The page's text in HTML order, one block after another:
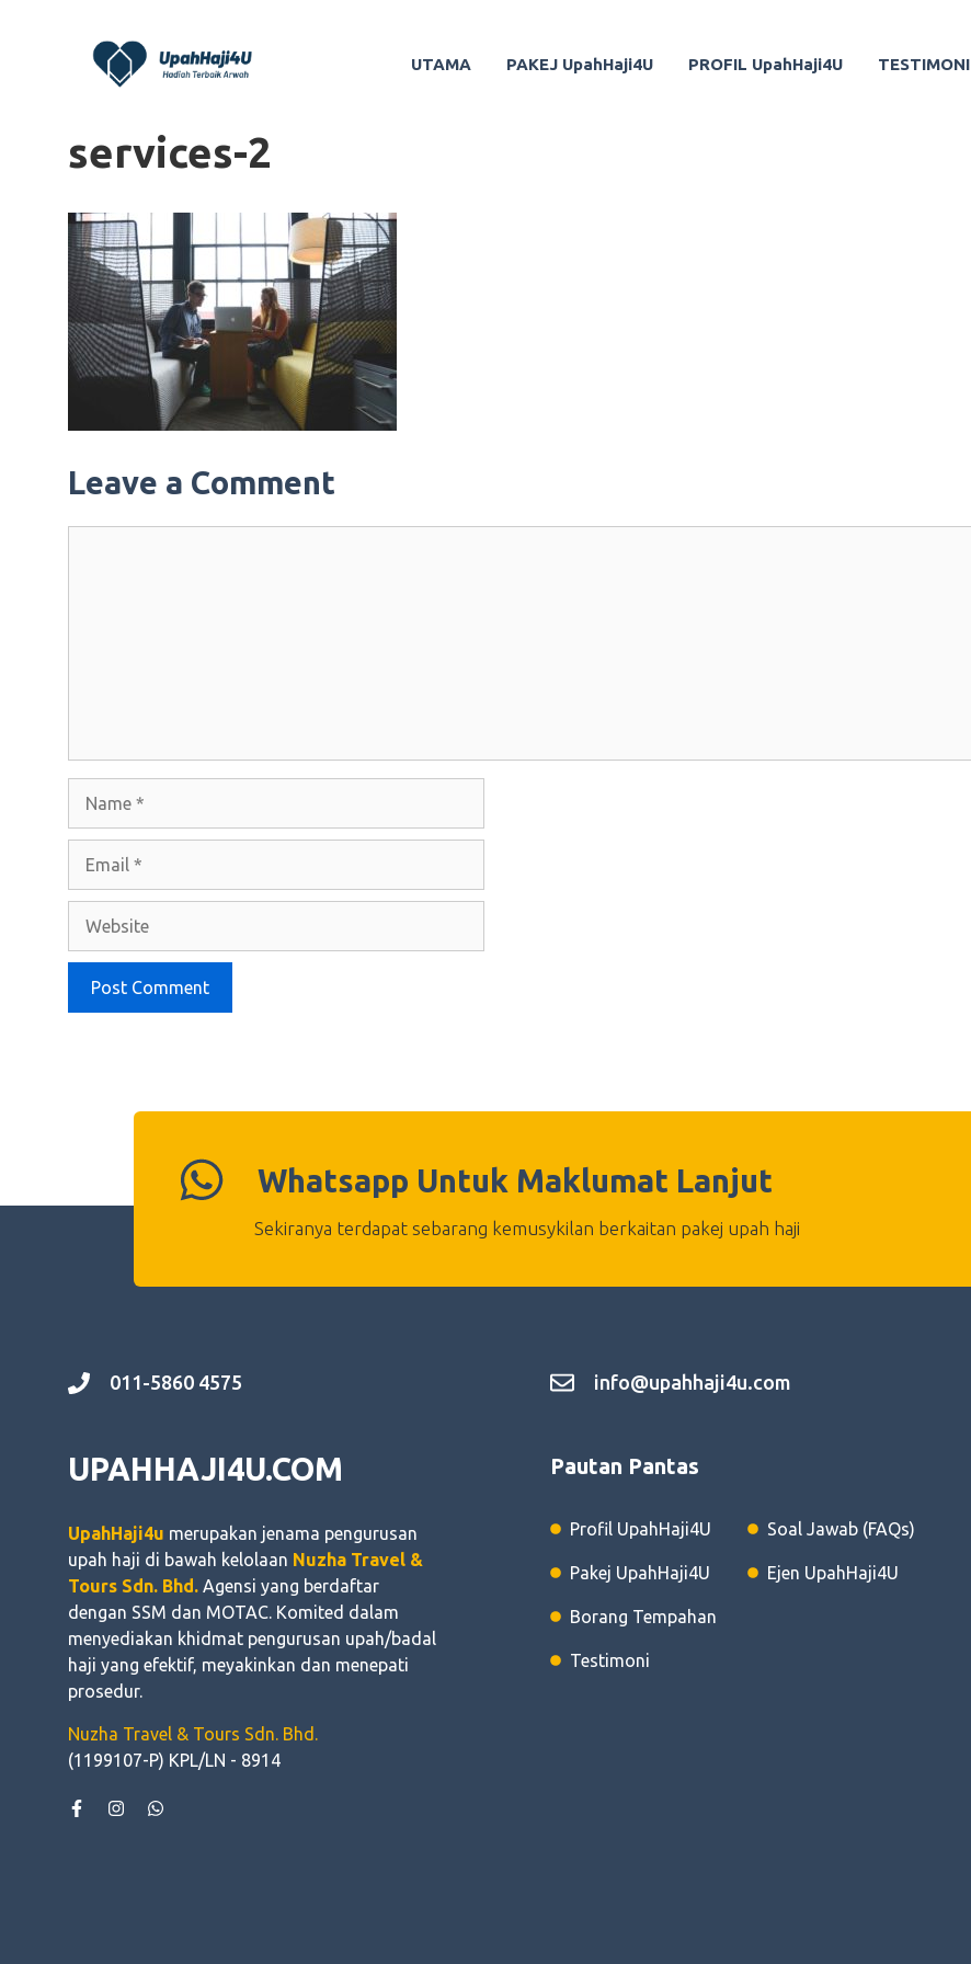
UTAMA PAKEJ UpahHaji4U PROFIL UpahHaji4U TESTIMONI
services-2
Leave a Comment
Whatsapp Untuk Maklumat Lanjut
Sekiranya terdapat sebarang kemusykilan berkaitan pakej upah haji
011-5860 4575 info@upahhaji4u.com
UPAHHAJI4U.COM
UpahHaji4u merupakan jenama pengurusan
upah haji di bawah kelolaan Nuzha Travel &
Tours Sdn. Bhd. Agensi yang berdaftar
dengan SSM dan MOTAC. Komited dalam
menyediakan khidmat pengurusan upah/badal
haji yang efektif, meyakinkan dan menepati
prosedur.
Nuzha Travel & Tours Sdn. Bhd.
(1199107-P) KPL/LN - 8914
Pautan Pantas
Profil UpahHaji4U
Pakej UpahHaji4U
Borang Tempahan
Testimoni
Soal Jawab (FAQs)
Ejen UpahHaji4U